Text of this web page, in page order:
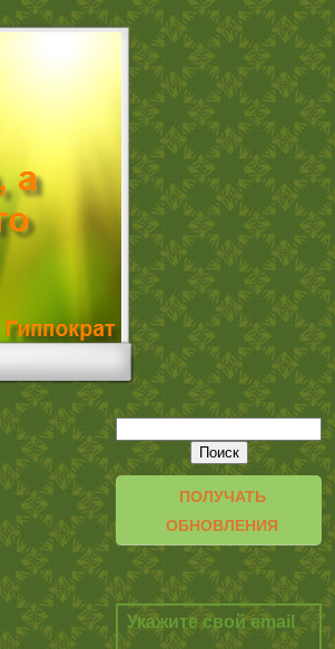
ПОЛУЧАТЬ
ОБНОВЛЕНИЯ
Укажите свой email